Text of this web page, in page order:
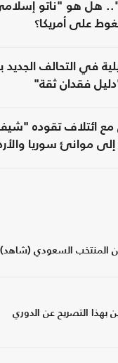
هل هو "ناتو
على أمريكا؟
في التحالف الجديد
فقدان ثقة"
مع ائتلاف تقوده
إلى موانئ سوريا
عن المنتخب السعودي (شاهد)
بهذا التصريح عن الدوري